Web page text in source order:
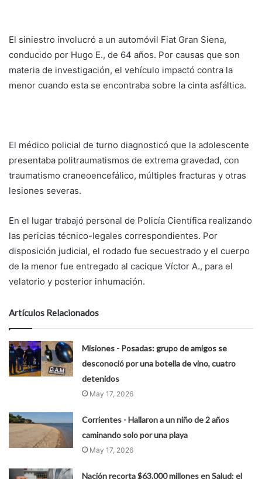
El siniestro involucró a un automóvil Fiat Gran Siena,
conducido por Hugo E., de 64 años. Por causas que son
materia de investigación, el vehículo impactó contra la
menor cuando esta se encontraba sobre la cinta asfáltica.
El médico policial de turno diagnosticó que la adolescente
presentaba politraumatismos de extrema gravedad, con
traumatismo craneoencefálico, múltiples fracturas y otras
lesiones severas.
En el lugar trabajó personal de Policía Científica realizando
las pericias técnico-legales correspondientes. Por
disposición judicial, el rodado fue secuestrado y el cuerpo
de la menor fue entregado al cacique Víctor A., para el
velatorio y posterior inhumación.
Artículos Relacionados
Misiones - Posadas: grupo de amigos se
desconoció por una botella de vino, cuatro
detenidos
May 17, 2026
Corrientes - Hallaron a un niño de 2 años
caminando solo por una playa
May 17, 2026
Nación recorta $63.000 millones en Salud: el